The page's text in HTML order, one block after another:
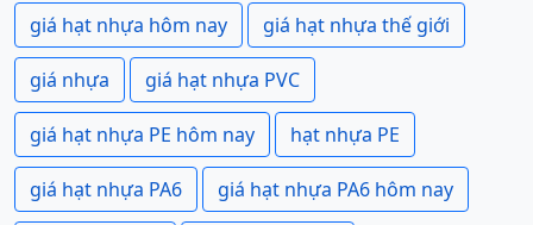
giá hạt nhựa hôm nay giá hạt nhựa thế giới
giá nhựa giá hạt nhựa PVC
giá hạt nhựa PE hôm nay hạt nhựa PE
giá hạt nhựa PA6 giá hạt nhựa PA6 hôm nay